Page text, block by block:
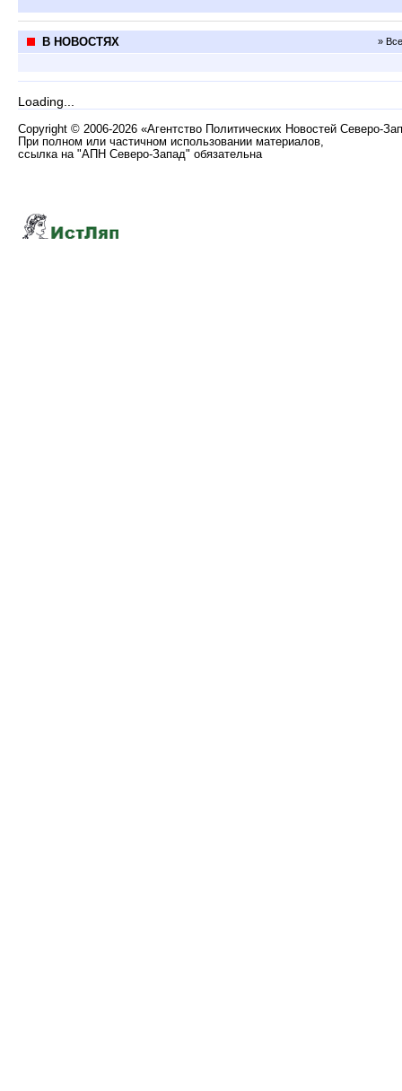
В НОВОСТЯХ »
Loading...
Copyright © 2006-2026 «Агентство Политических Новостей Северо-
При полном или частичном использовании материалов,
ссылка на "АПН Северо-Запад" обязательна